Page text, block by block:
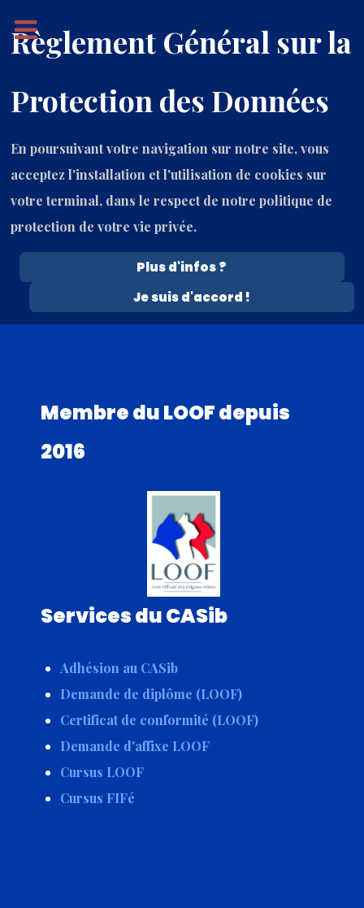
Membre du LOOF depuis
2016
Services du CASib
Adhésion au CASib
Demande de diplôme (LOOF)
Certificat de conformité (LOOF)
Demande d'affixe LOOF
Cursus LOOF
Cursus FIFé
Règlement Général sur la
Protection des Données
En poursuivant votre navigation sur notre site, vous
acceptez l'installation et l'utilisation de cookies sur
votre terminal, dans le respect de notre politique de
protection de votre vie privée.
Plus d'infos ?
Je suis d'accord !